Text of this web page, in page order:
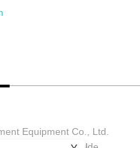
Equipment Co., Ltd.